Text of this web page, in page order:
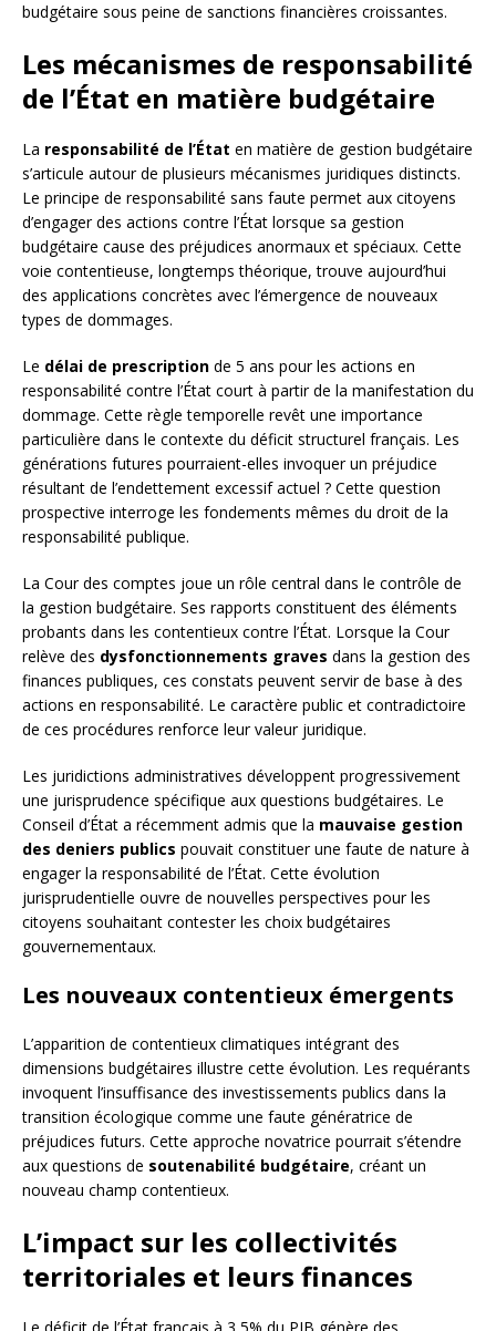
budgétaire sous peine de sanctions financières croissantes.
Les mécanismes de responsabilité
de l’État en matière budgétaire
La responsabilité de l’État en matière de gestion budgétaire
s’articule autour de plusieurs mécanismes juridiques distincts.
Le principe de responsabilité sans faute permet aux citoyens
d’engager des actions contre l’État lorsque sa gestion
budgétaire cause des préjudices anormaux et spéciaux. Cette
voie contentieuse, longtemps théorique, trouve aujourd’hui
des applications concrètes avec l’émergence de nouveaux
types de dommages.
Le délai de prescription de 5 ans pour les actions en
responsabilité contre l’État court à partir de la manifestation du
dommage. Cette règle temporelle revêt une importance
particulière dans le contexte du déficit structurel français. Les
générations futures pourraient-elles invoquer un préjudice
résultant de l’endettement excessif actuel ? Cette question
prospective interroge les fondements mêmes du droit de la
responsabilité publique.
La Cour des comptes joue un rôle central dans le contrôle de
la gestion budgétaire. Ses rapports constituent des éléments
probants dans les contentieux contre l’État. Lorsque la Cour
relève des dysfonctionnements graves dans la gestion des
finances publiques, ces constats peuvent servir de base à des
actions en responsabilité. Le caractère public et contradictoire
de ces procédures renforce leur valeur juridique.
Les juridictions administratives développent progressivement
une jurisprudence spécifique aux questions budgétaires. Le
Conseil d’État a récemment admis que la mauvaise gestion
des deniers publics pouvait constituer une faute de nature à
engager la responsabilité de l’État. Cette évolution
jurisprudentielle ouvre de nouvelles perspectives pour les
citoyens souhaitant contester les choix budgétaires
gouvernementaux.
Les nouveaux contentieux émergents
L’apparition de contentieux climatiques intégrant des
dimensions budgétaires illustre cette évolution. Les requérants
invoquent l’insuffisance des investissements publics dans la
transition écologique comme une faute génératrice de
préjudices futurs. Cette approche novatrice pourrait s’étendre
aux questions de soutenabilité budgétaire, créant un
nouveau champ contentieux.
L’impact sur les collectivités
territoriales et leurs finances